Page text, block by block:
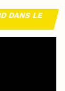
DANS LE